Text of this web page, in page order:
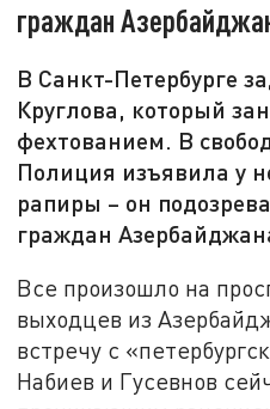
граждан
В Санкт-Петербурге
Круглова, который
фехтованием. В
Полиция изъявила у
рапиры – он
граждан
Все произошло на
выходцев из
встречу с
Набиев и Гусевнов